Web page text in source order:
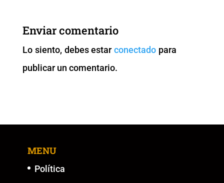
b
o
o
k
A
p
p k
er
Enviar comentario
Lo siento, debes estarconectado para
publicar un comentario.
MENU
Política